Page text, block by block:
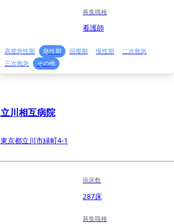
募集職種
看護師
高度急性期 急性期 回復期 慢性期
二次救急
三次救急
その他
立川相互病院
東京都立川市緑町4-1
病床数
287床
募集職種